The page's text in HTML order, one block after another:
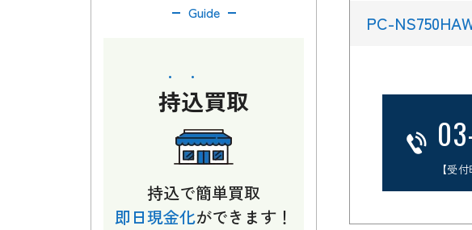
Guide
持込買取
持込で簡単買取
即日現金化ができます！
PC-
【受